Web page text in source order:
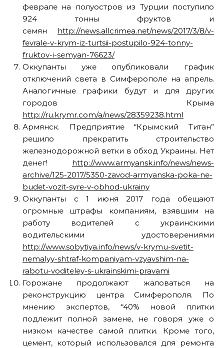
феврале на полуостров из Турции поступило
924 тонны фруктов и
семян http://news.allcrimea.net/news/2017/3/8/v-
fevrale-v-krym-iz-turtsii-postupilo-924-tonny-
fruktov-i-semyan-76623/
Оккупанты уже опубликовали график
отключений света в Симферополе на апрель.
Аналогичные графики будут и для других
городов Крыма
http://ru.krymr.com/a/news/28359238.html
Армянск. Предприятие “Крымский Титан”
решило прекратить строительство
железнодорожной ветки в обход Украины. Нет
денег! http://www.armyansk.info/news/news-
archive/125-2017/5350-zavod-armyanska-poka-ne-
budet-vozit-syre-v-obhod-ukrainy
Оккупанты с 1 июня 2017 года обещают
огромные штрафы компаниям, взявшим на
работу водителей с украинскими
водительскими удостоверениями
http://www.sobytiya.info/news/v-krymu-svetit-
nemalyy-shtraf-kompaniyam-vzyavshim-na-
rabotu-voditeley-s-ukrainskimi-pravami
Горожане продолжают жаловаться на
реконструкцию центра Симферополя. По
мнению экспертов, “40% новой плитки
подлежит полной замене, не говоря уже о
низком качестве самой плитки. Кроме того,
цемент, который использовался для ремонта